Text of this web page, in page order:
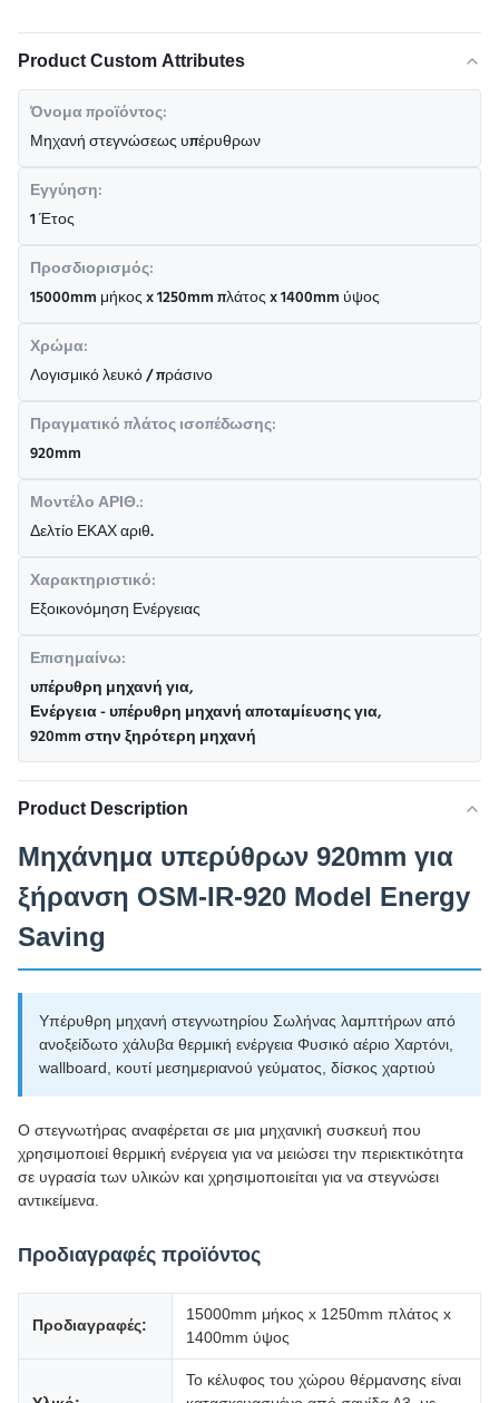
Product Custom Attributes
Όνομα προϊόντος:
Μηχανή στεγνώσεως υπέρυθρων
Εγγύηση:
1 Έτος
Προσδιορισμός:
15000mm μήκος x 1250mm πλάτος x 1400mm ύψος
Χρώμα:
Λογισμικό λευκό / πράσινο
Πραγματικό πλάτος ισοπέδωσης:
920mm
Μοντέλο ΑΡΙΘ.:
Δελτίο ΕΚΑΧ αριθ.
Χαρακτηριστικό:
Εξοικονόμηση Ενέργειας
Επισημαίνω:
υπέρυθρη μηχανή για,
Ενέργεια - υπέρυθρη μηχανή αποταμίευσης για,
920mm στην ξηρότερη μηχανή
Product Description
Μηχάνημα υπερύθρων 920mm για
ξήρανση OSM-IR-920 Model Energy
Saving
Υπέρυθρη μηχανή στεγνωτηρίου Σωλήνας λαμπτήρων από
ανοξείδωτο χάλυβα θερμική ενέργεια Φυσικό αέριο Χαρτόνι,
wallboard, κουτί μεσημεριανού γεύματος, δίσκος χαρτιού
Ο στεγνωτήρας αναφέρεται σε μια μηχανική συσκευή που
χρησιμοποιεί θερμική ενέργεια για να μειώσει την περιεκτικότητα
σε υγρασία των υλικών και χρησιμοποιείται για να στεγνώσει
αντικείμενα.
Προδιαγραφές προϊόντος
Προδιαγραφές:
15000mm μήκος x 1250mm πλάτος x
1400mm ύψος
Το κέλυφος του χώρου θέρμανσης είναι